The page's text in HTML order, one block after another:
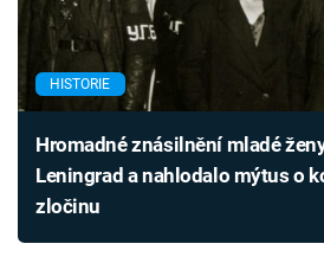
HISTORIE
Hromadné znásilnění mladé
Leningrad a nahlodalo mýtus o
zločinu